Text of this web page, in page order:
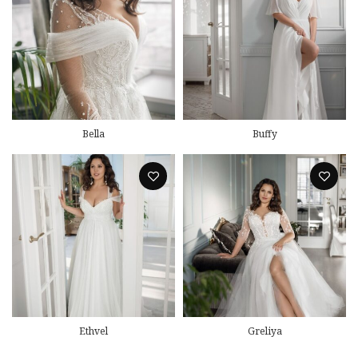
Bella Buffy
Ethvel Greliya